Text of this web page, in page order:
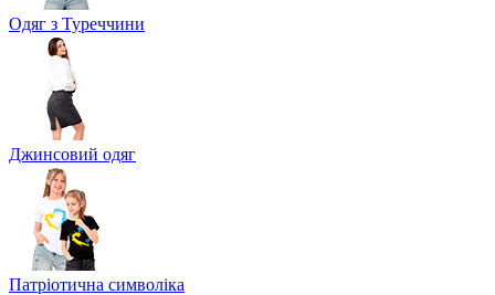
Одяг з Туреччини
Джинсовий одяг
Патріотична символіка